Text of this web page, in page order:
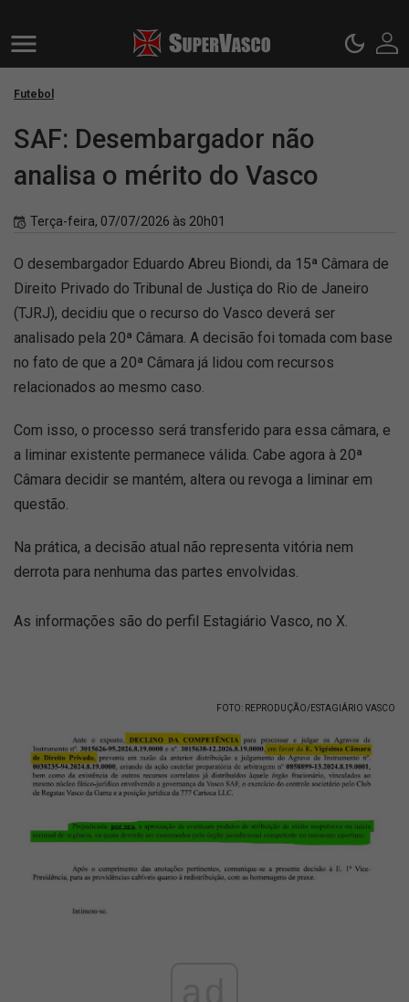
Futebol
SAF: Desembargador não
analisa o mérito do Vasco
Terça-feira, 07/07/2026 às 20h01
O desembargador Eduardo Abreu Biondi, da 15ª Câmara de
Direito Privado do Tribunal de Justiça do Rio de Janeiro
(TJRJ), decidiu que o recurso do Vasco deverá ser
analisado pela 20ª Câmara. A decisão foi tomada com base
no fato de que a 20ª Câmara já lidou com recursos
relacionados ao mesmo caso.
Com isso, o processo será transferido para essa câmara, e
a liminar existente permanece válida. Cabe agora à 20ª
Câmara decidir se mantém, altera ou revoga a liminar em
questão.
Na prática, a decisão atual não representa vitória nem
derrota para nenhuma das partes envolvidas.
As informações são do perfil Estagiário Vasco, no X.
FOTO: REPRODUÇÃO/ESTAGIÁRIO VASCO